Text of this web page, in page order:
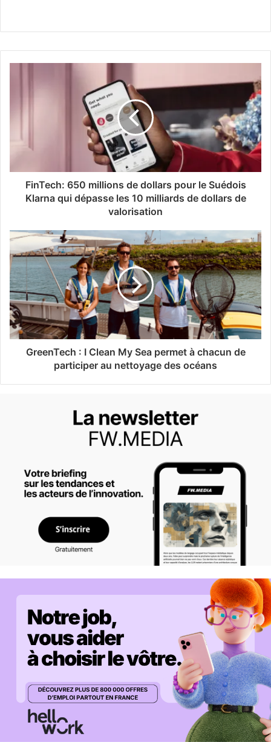
FinTech: 650 millions de dollars pour le Suédois
Klarna qui dépasse les 10 milliards de dollars de
valorisation
GreenTech : I Clean My Sea permet à chacun de
participer au nettoyage des océans